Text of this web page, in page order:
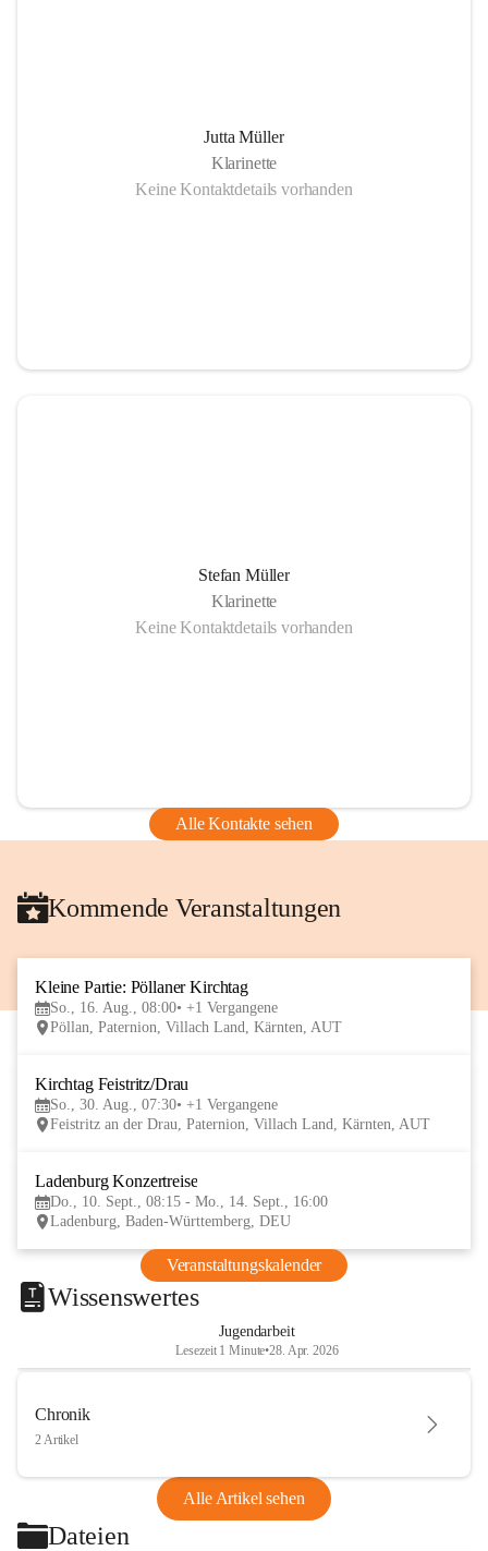
Jutta Müller
Klarinette
Keine Kontaktdetails vorhanden
Stefan Müller
Klarinette
Keine Kontaktdetails vorhanden
Alle Kontakte sehen
Kommende Veranstaltungen
Kleine Partie: Pöllaner Kirchtag
So., 16. Aug., 08:00 +1 Vergangene
Pöllan, Paternion, Villach Land, Kärnten, AUT
Kirchtag Feistritz/Drau
So., 30. Aug., 07:30 +1 Vergangene
Feistritz an der Drau, Paternion, Villach Land, Kärnten, AUT
Ladenburg Konzertreise
Do., 10. Sept., 08:15 - Mo., 14. Sept., 16:00
Ladenburg, Baden-Württemberg, DEU
Veranstaltungskalender
Wissenswertes
Jugendarbeit
Lesezeit 1 Minute•28. Apr. 2026
Chronik
2 Artikel
Alle Artikel sehen
Dateien